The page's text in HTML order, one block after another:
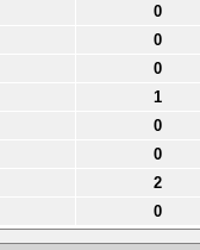
0
0
0
1
0
0
2
0